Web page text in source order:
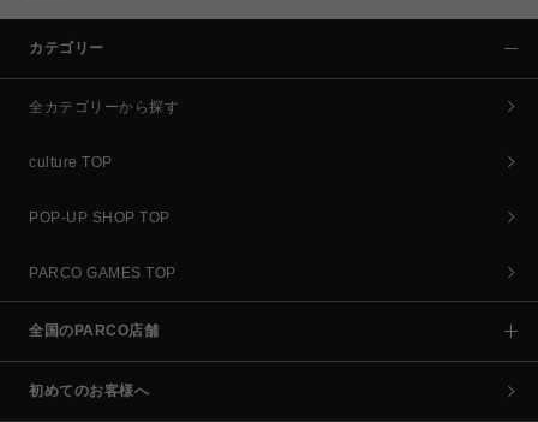
カテゴリー
全カテゴリーから探す
culture TOP
POP-UP SHOP TOP
PARCO GAMES TOP
全国のPARCO店舗
初めてのお客様へ